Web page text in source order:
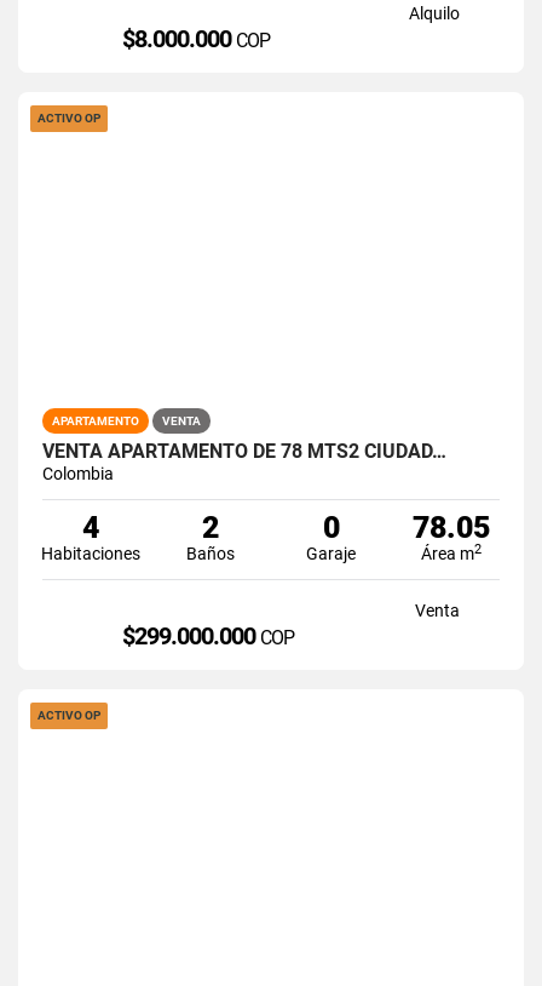
Alquilo
$8.000.000 COP
ACTIVO OP
APARTAMENTO VENTA
VENTA APARTAMENTO DE 78 MTS2 CIUDAD…
Colombia
4
Habitaciones
2
Baños
0
Garaje
78.05
Área m2
Venta
$299.000.000 COP
ACTIVO OP